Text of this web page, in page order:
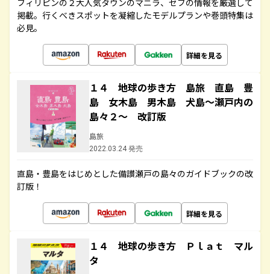
フィリピンの２大人気タウンのマニラ、セブの情報を厳選して
掲載。行くべきスポットを凝縮したモデルプランや巻頭特集は
必見。
詳細を見る
１４ 地球の歩き方 島旅 直島 豊
島 女木島 男木島 犬島～瀬戸内の
島々２～ 改訂版
島旅
2022.03.24 発売
直島・豊島をはじめとした備讃瀬戸の島々のガイドブックの改
訂版！
詳細を見る
１４ 地球の歩き方 Ｐｌａｔ マル
タ